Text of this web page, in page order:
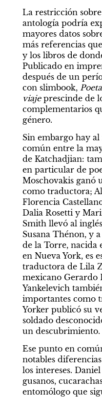
La restricción
antología podría
mayores datos
más referencias
y los libros de
Publicado en
después de un
con slimbook,
viaje prescinde de
complementarios
género.
Sin embargo hay
común entre la
de Katchadjian:
en particular de
Moschovakis ganó
como traductora;
Florencia
Dalia Rosetti y
Smith llevó al inglés
Susana Thénon, y
de la Torre, nacida
en Nueva York, es
traductora de Lila
mexicano Gerardo
Yankelevich
importantes como
Yorker publicó su
soldado
un descubrimiento.
Ese punto en
notables
los intereses.
gusanos,
entomólogo que